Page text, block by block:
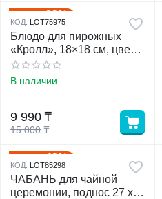
33%
КОД: LOT75975
Блюдо для пирожных
«Кролл», 18×18 см, цвет
белый
В наличии
15 000 ₸
9 990 ₸
43%
КОД: LOT85298
ЧАБАНЬ для чайной
церемонии, поднос 27 х